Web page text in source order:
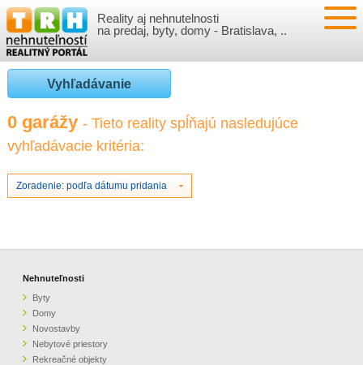
Reality aj nehnutelnosti
na predaj, byty, domy - Bratislava, ..
NEHNUTEĽNOSTI
BYTY
NOVOSTAVBY
NEBYTOVÉ PRIESTORY
GARÁŽE
VLOŽIŤ NEHNUTEĽNOSTI
PRIHLÁSENIE
REGISTRÁCIA
VÝVOJ CIEN REALÍT
ČLÁNKY O REALITÁCH
O NÁS
CENNÍK REALITNEJ INZERCIE
Vyhľadávanie
0 garážy - Tieto reality spĺňajú nasledujúce
vyhľadávacie kritéria:
Zoradenie: podľa dátumu pridania
Nehnuteľnosti
Byty
Domy
Novostavby
Nebytové priestory
Rekreačné objekty